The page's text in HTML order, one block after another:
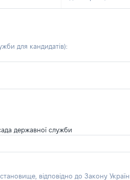
для кандидатів):
державної служби
відповідно до Закону